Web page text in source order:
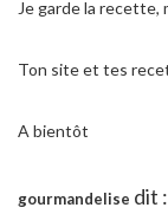
Je garde la recette,
Ton site et tes
A bientôt
gourmandelise dit :